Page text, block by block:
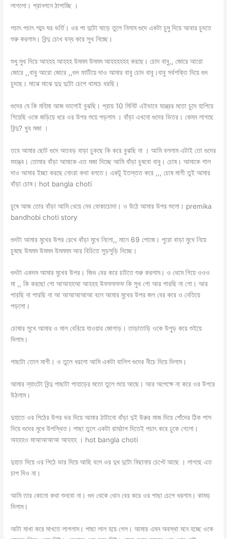
লাগলো। প্রানপনে ঠাপাচ্ছি ।
পচাৎ পচাৎ শব্দে ঘর ভর্তি। ওর পা দুটো ঘাড়ে তুলে নিলাম গুদে একটা চুমু দিয়ে আবার চুদতে
শুরু করলাম। বিন্দু চোখ বন্ধ করে সুখ নিচ্ছে।
শুধু মুখ দিয়ে আহহহ আহহহ উমমম উমমম আহহহহহহ করছে। চোদ বাবু,, জোরে আরো
জোরে ,,বাবু আরো জোরে ,,গুদ ফাটিয়ে দাও আমার বাবু চোদ বাবু।বাবু সর্বশক্তি দিয়ে গুদ
চুদছে। মাঝে মাঝে দুদু দুটো চেপে খামচে ধরছি।
গুদের যে কি মহিমা আজ ভালোই বুঝছি। প্রায় 10 মিনিট এইভাবে যন্ত্রের মতো চুদে হাপিয়ে
গিয়েছি ওকে জড়িয়ে ধরে ওর উপর শুয়ে পড়লাম । বাঁড়া এখনো গুদের ভিতর। কেমন লাগছে
বিন্দু? খুব মজা ।
তবে আমার ছোট গুদে অতবড় বাড়া ঢুকছে কি করে বুঝছি না । আমি বললাম এটাই তো গুদের
মহত্ত্ব। তোমার বাঁড়া আমাকে এত মজা দিচ্ছে আমি বাঁড়া চুষবো বাবু। চোষ। আমাকে গাল
দাও আমার ইচ্ছা করছে নোংরা কথা বলতে। একটু ইতস্তত করে ,,, চোষ মাগী তুই আমার
বাঁড়া চোষ। hot bangla choti
চুষে আজ তোর বাঁড়া আমি খেয়ে নেব বোকাচোদা। ও উঠে আমার উপর শুলো। premika
bandhobi choti story
গুদটা আমার মুখের উপর রেখে বাঁড়া মুখে নিলো,, মানে 69 পোজে। পুরো বাড়া মুখে নিয়ে
চুষছে উমমম উমমম উমমমম আর বিচিতে সুড়সুড়ি দিচ্ছে।
গুদটা একদম আমার মুখের উপর। জিভ বের করে চাটতে শুরু করলাম। ও থেমে গিয়ে ওওও
মা ,, কি করছো গো আআহহআ আহহহ উফফফফফ কি সুখ গো আর পারছি না গো। আর
পারছি না পারছি না আ আআআআআ বলে আমার মুখের উপর জল বের করে ও নেতিয়ে
পড়লো।
চোষার সুখে আমার ও মাল বেরিয়ে যাওয়ার জোগাড়। তাড়াতাড়ি ওকে উপুড় করে শুইয়ে
দিলাম।
পাছাটা তোল মাগী। ও তুলে ধরলো আমি একটা বালিশ গুদের নীচে দিয়ে দিলাম।
আমার ন্যাংটো বিন্দু পাছাটা পাহাড়ের মতো তুলে শুয়ে আছে। আর অপেক্ষে না করে ওর উপরে
উঠলাম।
দুহাতে ওর পিঠের উপর ভর দিয়ে আমার ঠাটানো বাঁড়া দুই উরুর মাজ দিয়ে পোঁদের ঠিক পাস
দিয়ে গুদের মুখে উপস্থিত। পাছা তুলে একটা রামঠাপ দিতেই পচাৎ করে ঢুকে গেলো।
অহহহও মাআআআআ আহহহ । hot bangla choti
দুহাত দিয়ে ওর পিঠে ভার দিয়ে আছি বলে ওর দুধ দুটো বিছানায় চেপ্টে আছে । লাগছে এত
চাপ দিও না।
আমি তার কোনো কথা শুনবো না। গুদ থেকে ধোন বের করে ওর পাছা চেপে ধরলাম। কামড়
দিলাম।
আটা মাখা করে মাখতে লাগলাম। পাছা লাল হয়ে গেল। আমার এমন অবস্থা মনে হচ্ছে ওকে